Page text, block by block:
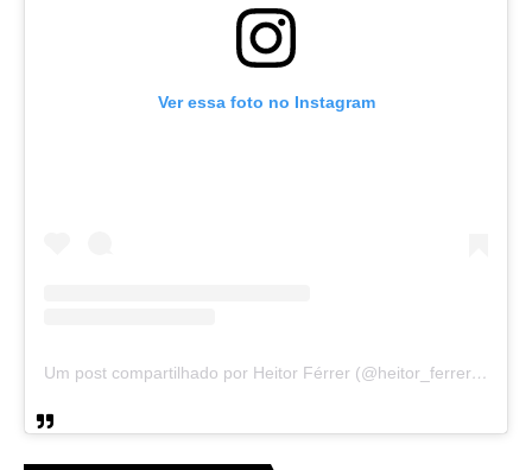
Ver essa foto no Instagram
Um post compartilhado por Heitor Férrer (@heitor_ferrer77)